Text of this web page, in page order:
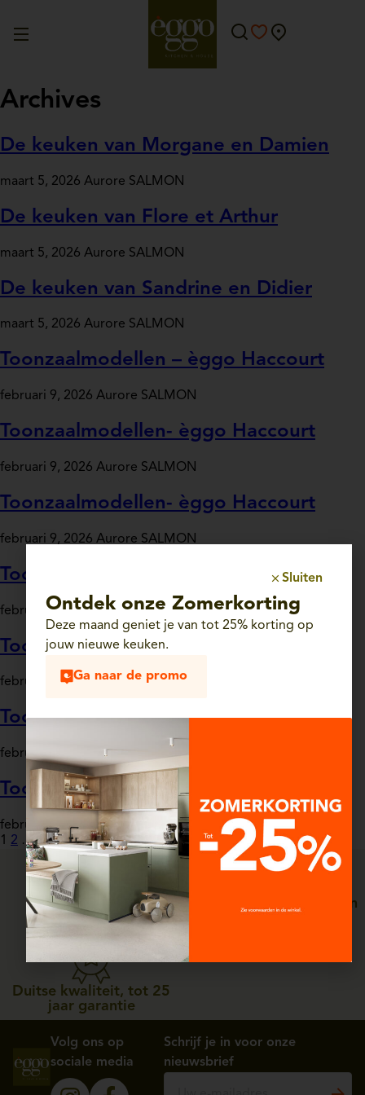
Archives
De keuken van Morgane en Damien
maart 5, 2026 Aurore SALMON
De keuken van Flore et Arthur
maart 5, 2026 Aurore SALMON
De keuken van Sandrine en Didier
maart 5, 2026 Aurore SALMON
Toonzaalmodellen – èggo Haccourt
februari 9, 2026 Aurore SALMON
Toonzaalmodellen- èggo Haccourt
februari 9, 2026 Aurore SALMON
Toonzaalmodellen- èggo Haccourt
februari 9, 2026 Aurore SALMON
Toonzaalmodellen – èggo Haccourt
februari 9, 2026 Aurore SALMON
Toonzaalmodellen – èggo Haccourt
februari 9, 2026 Aurore SALMON
Toonzaalkeuken – èggo Haccourt
februari 9, 2026 Aurore SALMON
Toonzaalkeuken – èggo Haccourt
februari 9, 2026
Aurore SALMON
1
2 … 8 Next
Straffe prijzen
Persoonlijke service, van
Duitse kwaliteit, tot 25
jaar garantie
Volg ons op
sociale media
Schrijf je in voor onze
nieuwsbrief
Sluiten
Ontdek onze Zomerkorting
Deze maand geniet je van tot 25% korting op
jouw nieuwe keuken.
Ga naar de promo